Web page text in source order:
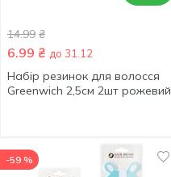
14.99 ₴
6.99 ₴ до 31.12
Набір резинок для волосся
Greenwich 2,5см 2шт рожевий
-59 %